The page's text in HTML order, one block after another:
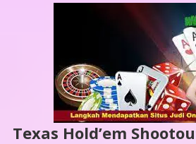
Texas Hold’em